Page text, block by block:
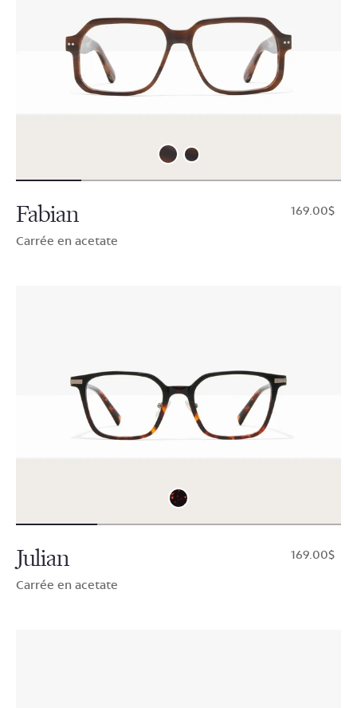
Fabian
Carrée en acetate
$169.00
Julian
Carrée en acetate
$169.00